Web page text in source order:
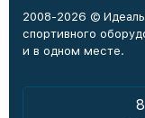
2008-2026 ©
спортивного
и в одном месте.